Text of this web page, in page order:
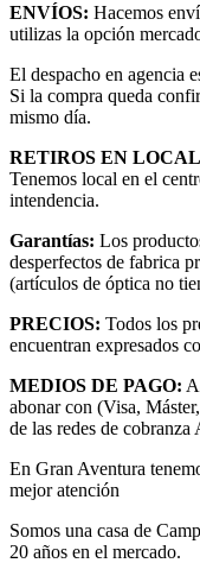
ENVÍOS: Hacemos
utilizas la opción
El despacho en agencia
Si la compra queda
mismo día.
RETIROS EN
Tenemos local en el
intendencia.
Garantías: Los
desperfectos de fabrica
(artículos de óptica no
PRECIOS: Todos los
encuentran expresados
MEDIOS DE PAGO:
abonar con (Visa,
de las redes de
En Gran Aventura
mejor atención
Somos una casa de
20 años en el mercado.